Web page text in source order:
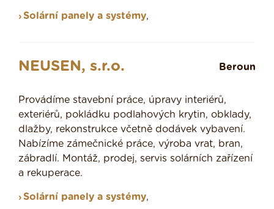
Solární panely a systémy,
NEUSEN, s.r.o. Beroun
Provádíme stavební práce, úpravy interiérů,
exteriérů, pokládku podlahových krytin, obklady,
dlažby, rekonstrukce včetně dodávek vybavení.
Nabízíme zámečnické práce, výroba vrat, bran,
zábradlí. Montáž, prodej, servis solárních zařízení
a rekuperace.
Solární panely a systémy,